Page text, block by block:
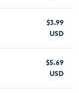
$3.99
USD
$5.69
USD